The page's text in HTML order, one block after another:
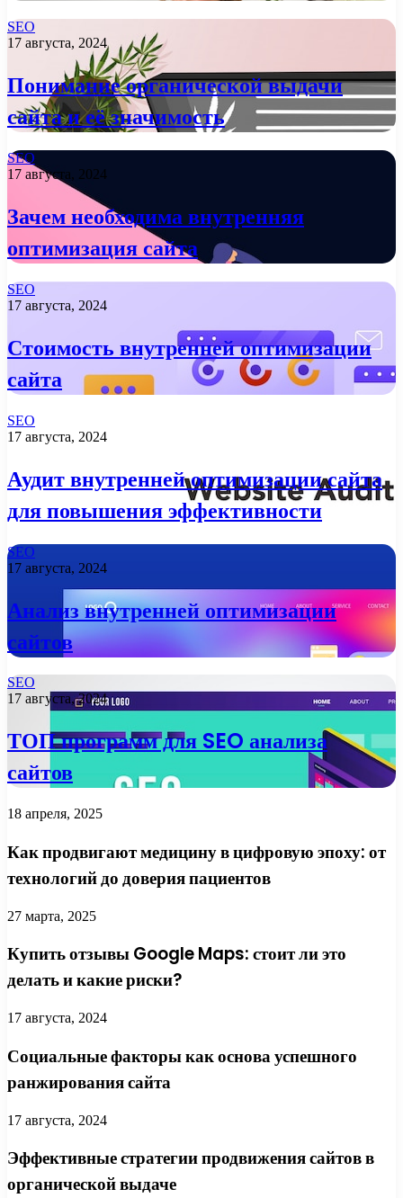
SEO
17 августа, 2024
Понимание органической выдачи
сайта и её значимость
SEO
17 августа, 2024
Зачем необходима внутренняя
оптимизация сайта
SEO
17 августа, 2024
Стоимость внутренней оптимизации
сайта
SEO
17 августа, 2024
Аудит внутренней оптимизации сайта
для повышения эффективности
SEO
17 августа, 2024
Анализ внутренней оптимизации
сайтов
SEO
17 августа, 2024
ТОП программ для SEO анализа
сайтов
18 апреля, 2025
Как продвигают медицину в цифровую эпоху: от
технологий до доверия пациентов
27 марта, 2025
Купить отзывы Google Maps: стоит ли это
делать и какие риски?
17 августа, 2024
Социальные факторы как основа успешного
ранжирования сайта
17 августа, 2024
Эффективные стратегии продвижения сайтов в
органической выдаче